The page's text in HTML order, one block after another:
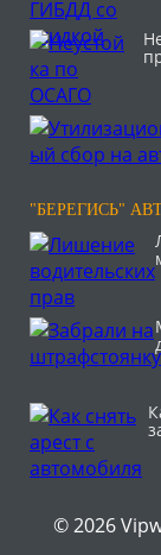
"БЕРЕГИСЬ"
© 2026